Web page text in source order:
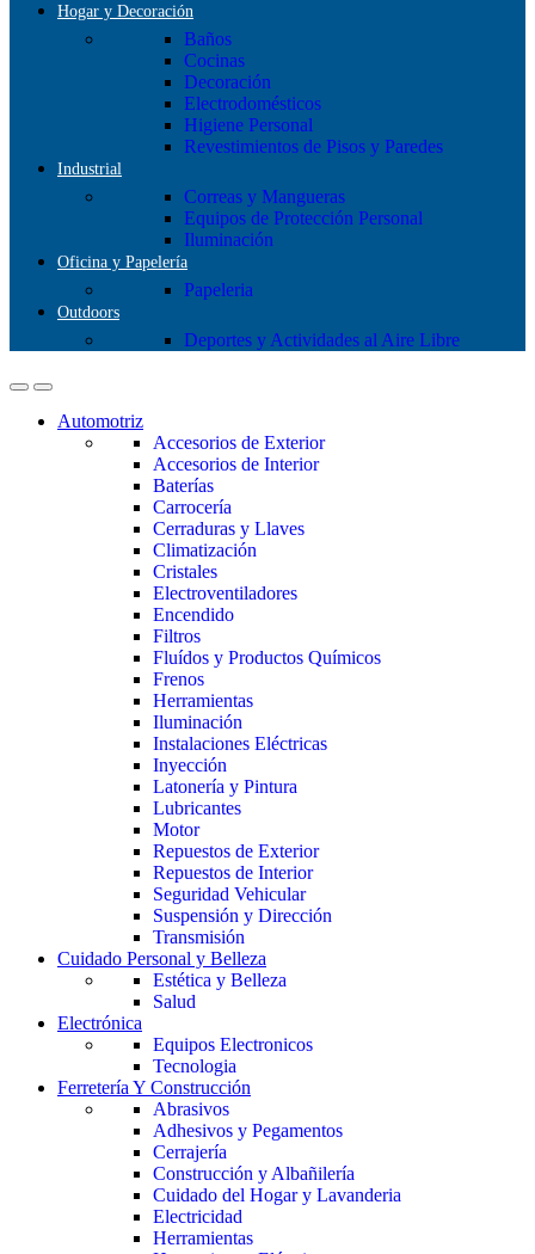
Hogar y Decoración
Baños
Cocinas
Decoración
Electrodomésticos
Higiene Personal
Revestimientos de Pisos y Paredes
Industrial
Correas y Mangueras
Equipos de Protección Personal
Iluminación
Oficina y Papelería
Papeleria
Outdoors
Deportes y Actividades al Aire Libre
Automotriz
Accesorios de Exterior
Accesorios de Interior
Baterías
Carrocería
Cerraduras y Llaves
Climatización
Cristales
Electroventiladores
Encendido
Filtros
Fluídos y Productos Químicos
Frenos
Herramientas
Iluminación
Instalaciones Eléctricas
Inyección
Latonería y Pintura
Lubricantes
Motor
Repuestos de Exterior
Repuestos de Interior
Seguridad Vehicular
Suspensión y Dirección
Transmisión
Cuidado Personal y Belleza
Estética y Belleza
Salud
Electrónica
Equipos Electronicos
Tecnologia
Ferretería Y Construcción
Abrasivos
Adhesivos y Pegamentos
Cerrajería
Construcción y Albañilería
Cuidado del Hogar y Lavanderia
Electricidad
Herramientas